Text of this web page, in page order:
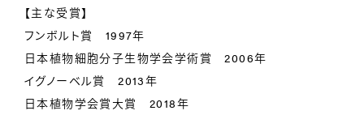
【主な受賞】
フンボルト賞 1997年
日本植物細胞分子生物学会学術賞 2006年
イグノーベル賞 2013年
日本植物学会賞大賞 2018年